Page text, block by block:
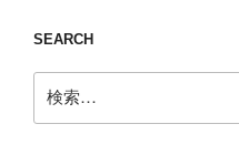
SEARCH
索: